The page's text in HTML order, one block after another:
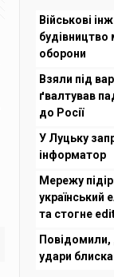
Військові
будівництво
оборони
Взяли під
ґвалтував
до Росії
У Луцьку
інформатор
Мережу
український
та стогне
Повідомили,
удари